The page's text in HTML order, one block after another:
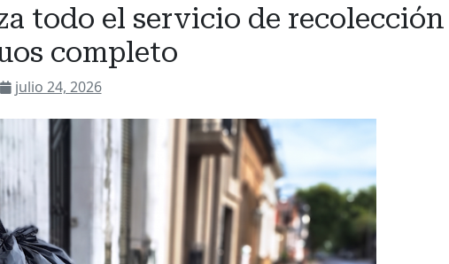
todo el servicio de recolección
completo
julio 24, 2026